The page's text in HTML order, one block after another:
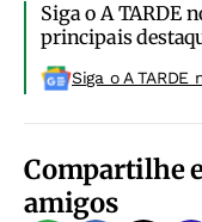
Siga o A TARDE
principais
Siga o A TARDE
Compartilhe
amigos